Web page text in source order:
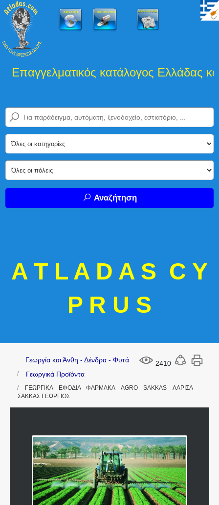
κατάλογος Ελλάδας και
Αναζήτηση
A T L A D A S C Y
P R U S
2410
Γεωργία και Άνθη - Δένδρα - Φυτά
Γεωργικά Προϊόντα
ΓΕΩΡΓΙΚΑ ΕΦΟΔΙΑ ΦΑΡΜΑΚΑ AGRO SAKKAS ΛΑΡΙΣΑ
ΣΑΚΚΑΣ ΓΕΩΡΓΙΟΣ